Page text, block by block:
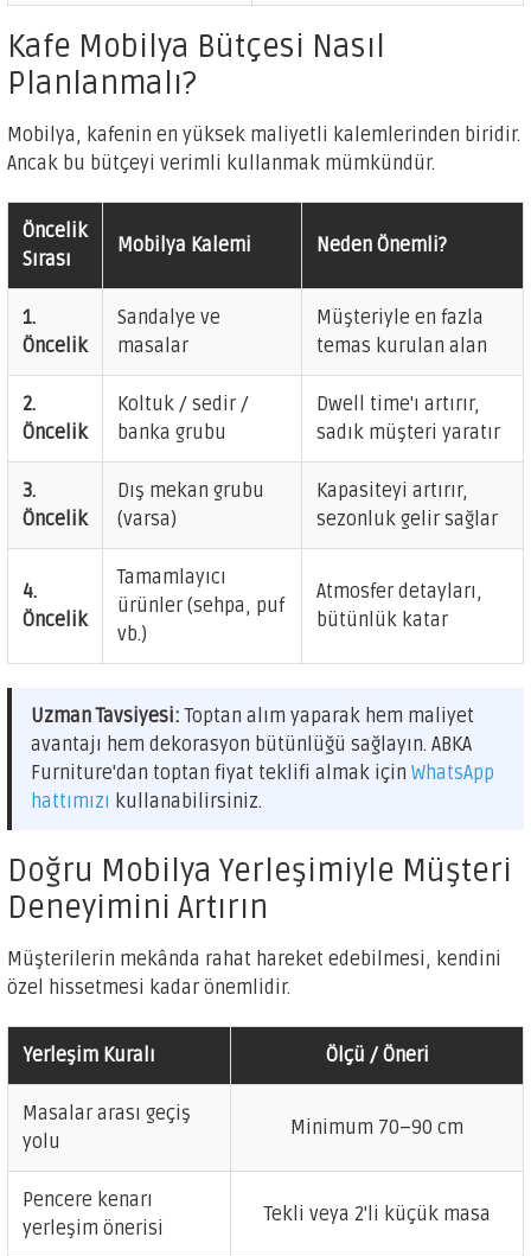
Kafe Mobilya Bütçesi Nasıl
Planlanmalı?
Mobilya, kafenin en yüksek maliyetli kalemlerinden biridir.
Ancak bu bütçeyi verimli kullanmak mümkündür.
Öncelik
Sırası
Mobilya Kalemi Neden Önemli?
1.
Öncelik
Sandalye ve
masalar
Müşteriyle en fazla
temas kurulan alan
2.
Öncelik
Koltuk / sedir /
banka grubu
Dwell time'ı artırır,
sadık müşteri yaratır
3.
Öncelik
Dış mekan grubu
(varsa)
Kapasiteyi artırır,
sezonluk gelir sağlar
4.
Öncelik
Tamamlayıcı
ürünler (sehpa, puf
vb.)
Atmosfer detayları,
bütünlük katar
Uzman Tavsiyesi: Toptan alım yaparak hem maliyet
avantajı hem dekorasyon bütünlüğü sağlayın. ABKA
Furniture'dan toptan fiyat teklifi almak için WhatsApp
hattımızı kullanabilirsiniz.
Doğru Mobilya Yerleşimiyle Müşteri
Deneyimini Artırın
Müşterilerin mekânda rahat hareket edebilmesi, kendini
özel hissetmesi kadar önemlidir.
Yerleşim Kuralı Ölçü / Öneri
Masalar arası geçiş
yolu
Minimum 70–90 cm
Pencere kenarı
yerleşim önerisi
Tekli veya 2'li küçük masa